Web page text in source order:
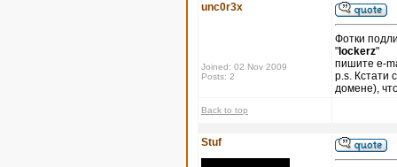
unc0r3x
Joined: 02 Nov 2009
Posts: 2
Фотки
" lockerz"
пишите e-
p.s. Кстати
домене),
Back to top
Stuf